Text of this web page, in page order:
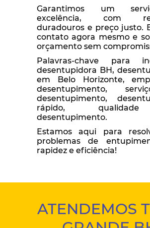
Garantimos um
excelência, com
duradouros e preço justo.
contato agora mesmo e
orçamento sem
Palavras-chave para
desentupidora BH,
em Belo Horizonte,
desentupimento,
desentupimento,
rápido,
desentupimento.
Estamos aqui para
problemas de
rapidez e eficiência!
ATENDEMOS